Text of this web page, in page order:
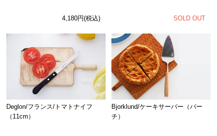
4,180円(税込) SOLD OUT
Deglon/フランス/トマトナイフ
（11cm）
Bjorklund/ケーキサーバー（バー
チ）